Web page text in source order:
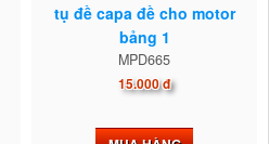
tụ đề capa đề cho motor
bảng 1
MPD665
15.000 đ